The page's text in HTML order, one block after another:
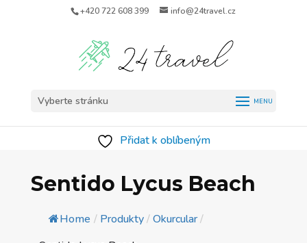
+420 722 608 399 info@24travel.cz
Vyberte stránku
Přidat k oblíbeným
Sentido Lycus Beach
Home / Produkty/Okurcular/